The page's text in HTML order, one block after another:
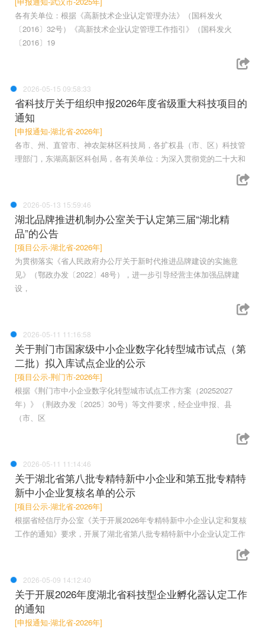
各有关单位：根据《高新技术企业认定管理办法》（国科发火
〔2016〕32号）《高新技术企业认定管理工作指引》（国科发火
〔2016〕19
2026-05-15 09:58:33
省科技厅关于组织申报2026年度省级重大科技项目的
通知
[申报通知-湖北省-2026年]
各市、州、直管市、神农架林区科技局，各扩权县（市、区）科技管
理部门，东湖高新区科创局，各有关单位：为深入贯彻党的二十大和
2026-05-13 15:59:46
湖北品牌推进机制办公室关于认定第三届“湖北精
品”的公告
[项目公示-湖北省-2026年]
为贯彻落实《省人民政府办公厅关于新时代推进品牌建设的实施意
见》（鄂政办发〔2022〕48号），进一步引导经营主体加强品牌建
设，
2026-05-11 11:16:58
关于荆门市国家级中小企业数字化转型城市试点（第
二批）拟入库试点企业的公示
[项目公示-荆门市-2026年]
根据《荆门市中小企业数字化转型城市试点工作方案（20252027
年）》（荆政办发〔2025〕30号）等文件要求，经企业申报、县
（市、区
2026-05-11 11:14:46
关于湖北省第八批专精特新中小企业和第五批专精特
新中小企业复核名单的公示
[项目公示-湖北省-2026年]
根据省经信厅办公室《关于开展2026年专精特新中小企业认定和复核
工作的通知》要求，开展了湖北省第八批专精特新中小企业认定工作
2026-05-09 14:12:40
关于开展2026年度湖北省科技型企业孵化器认定工作
的通知
[申报通知-湖北省-2026年]